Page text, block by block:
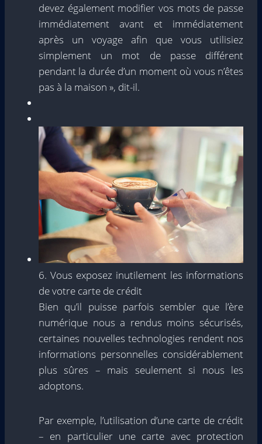
devez également modifier vos mots de passe
immédiatement avant et immédiatement
après un voyage afin que vous utilisiez
simplement un mot de passe différent
pendant la durée d’un moment où vous n’êtes
pas à la maison », dit-il.
6. Vous exposez inutilement les informations
de votre carte de crédit
Bien qu’il puisse parfois sembler que l’ère
numérique nous a rendus moins sécurisés,
certaines nouvelles technologies rendent nos
informations personnelles considérablement
plus sûres – mais seulement si nous les
adoptons.
Par exemple, l’utilisation d’une carte de crédit
– en particulier une carte avec protection